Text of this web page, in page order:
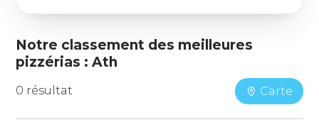
Notre classement des meilleures
pizzérias : Ath
0 résultat Carte